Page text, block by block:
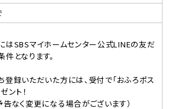
はSBSマイホームセンター公式LINEの友だ
となります。
録いただいた方には、受付で「おふろポス
ント！
告なく変更になる場合がございます）